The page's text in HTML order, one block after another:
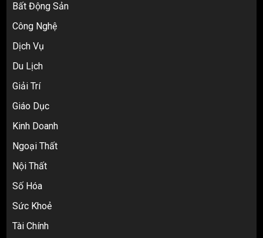
Bất Động Sản
Công Nghệ
Dịch Vụ
Du Lịch
Giải Trí
Giáo Dục
Kinh Doanh
Ngoại Thất
Nội Thất
Số Hóa
Sức Khoẻ
Tài Chính
3